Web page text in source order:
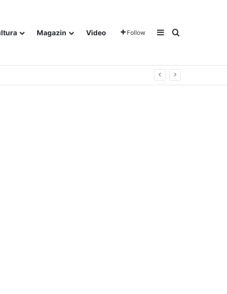
Magazin Video Follow Sidebar
Traži